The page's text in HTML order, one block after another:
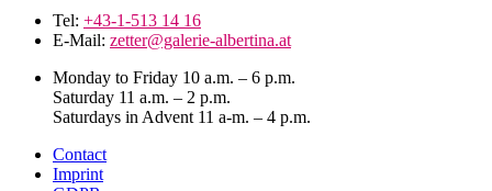
Tel: +43-1-513 14 16
E-Mail: zetter@galerie-albertina.at
Monday to Friday 10 a.m. – 6 p.m.
Saturday 11 a.m. – 2 p.m.
Saturdays in Advent 11 a-m. – 4 p.m.
Contact
Imprint